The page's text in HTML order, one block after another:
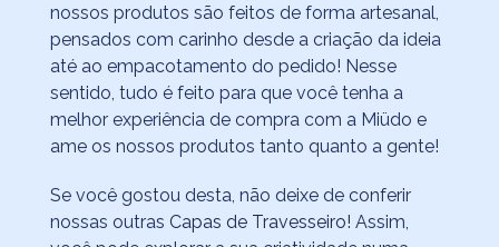
nossos produtos são feitos de forma artesanal,
pensados com carinho desde a criação da ideia
até ao empacotamento do pedido! Nesse
sentido, tudo é feito para que você tenha a
melhor experiência de compra com a Miüdo e
ame os nossos produtos tanto quanto a gente!
Se você gostou desta, não deixe de conferir
nossas outras Capas de Travesseiro! Assim,